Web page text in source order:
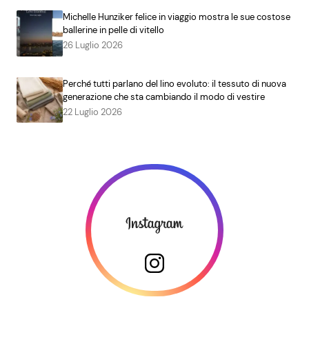
Michelle Hunziker felice in viaggio mostra le sue costose
ballerine in pelle di vitello
26 Luglio 2026
Perché tutti parlano del lino evoluto: il tessuto di nuova
generazione che sta cambiando il modo di vestire
22 Luglio 2026